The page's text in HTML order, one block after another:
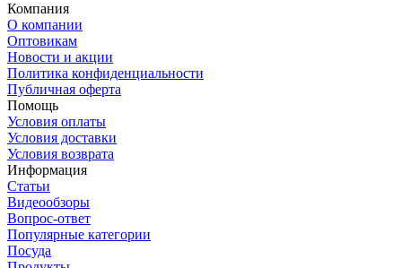
Компания
О компании
Оптовикам
Новости и акции
Политика конфиденциальности
Публичная оферта
Помощь
Условия оплаты
Условия доставки
Условия возврата
Информация
Статьи
Видеообзоры
Вопрос-ответ
Популярные категории
Посуда